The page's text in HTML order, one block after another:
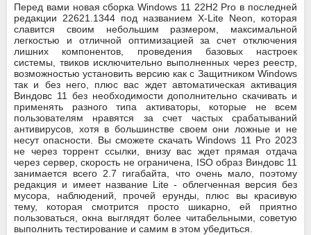
Перед вами новая сборка Windows 11 22H2 Pro в последней
редакции 22621.1344 под названием X-Lite Neon, которая
славится своим небольшим размером, максимальной
легкостью и отличной оптимизацией за счет отключения
лишних компонентов, проведения базовых настроек
системы, твиков исключительно выполненных через реестр,
возможностью установить версию как с Защитником Windows
так и без него, плюс вас ждет автоматическая активация
Виндовс 11 без необходимости дополнительно скачивать и
применять разного типа активаторы, которые не всем
пользователям нравятся за счет частых срабатываний
антивирусов, хотя в большинстве своем они ложные и не
несут опасности. Вы сможете скачать Windows 11 Pro 2023
не через торрент ссылки, внизу вас ждет прямая отдача
через сервер, скорость не ограничена, ISO образ Виндовс 11
занимается всего 2.7 гигабайта, что очень мало, поэтому
редакция и имеет название Lite - облегченная версия без
мусора, наблюдений, прочей ерунды, плюс вы красивую
тему, которая смотрится просто шикарно, ей приятно
пользоваться, окна выглядят более читабельными, советую
выполнить тестирование и самим в этом убедиться.